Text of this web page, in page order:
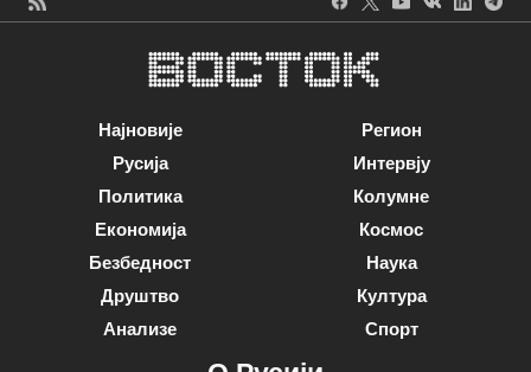
Најновије
Русија
Политика
Економија
Безбедност
Друштво
Анализе
Регион
Интервју
Колумне
Космос
Наука
Култура
Спорт